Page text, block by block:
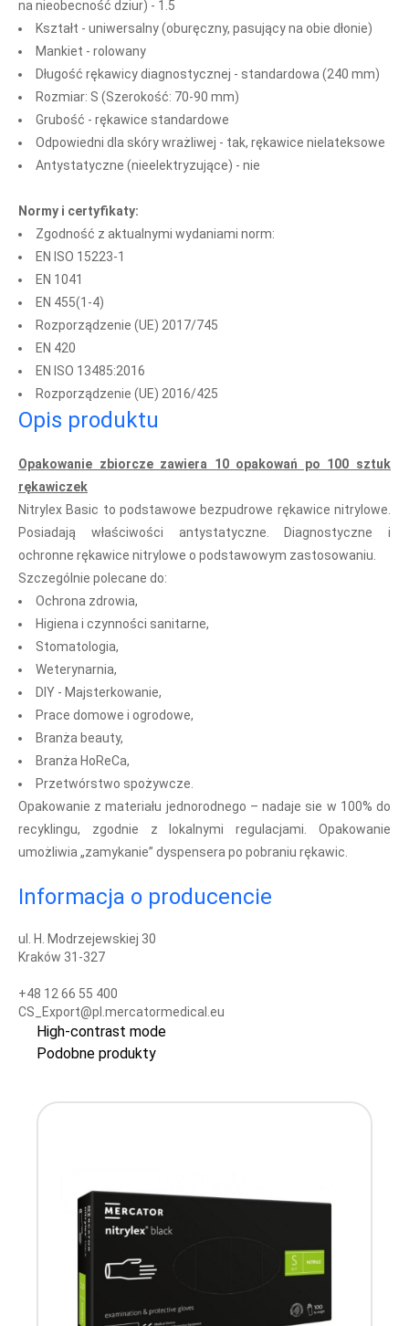
na nieobecność dziur) - 1.5
Kształt - uniwersalny (oburęczny, pasujący na obie dłonie)
Mankiet - rolowany
Długość rękawicy diagnostycznej - standardowa (240 mm)
Rozmiar: S (Szerokość: 70-90 mm)
Grubość - rękawice standardowe
Odpowiedni dla skóry wrażliwej - tak, rękawice nielateksowe
Antystatyczne (nieelektryzujące) - nie
Normy i certyfikaty:
Zgodność z aktualnymi wydaniami norm:
EN ISO 15223-1
EN 1041
EN 455(1-4)
Rozporządzenie (UE) 2017/745
EN 420
EN ISO 13485:2016
Rozporządzenie (UE) 2016/425
Opis produktu
Opakowanie zbiorcze zawiera 10 opakowań po 100 sztuk
rękawiczek
Nitrylex Basic to podstawowe bezpudrowe rękawice nitrylowe.
Posiadają właściwości antystatyczne. Diagnostyczne i
ochronne rękawice nitrylowe o podstawowym zastosowaniu.
Szczególnie polecane do:
Ochrona zdrowia,
Higiena i czynności sanitarne,
Stomatologia,
Weterynarnia,
DIY - Majsterkowanie,
Prace domowe i ogrodowe,
Branża beauty,
Branża HoReCa,
Przetwórstwo spożywcze.
Opakowanie z materiału jednorodnego – nadaje sie w 100% do
recyklingu, zgodnie z lokalnymi regulacjami. Opakowanie
umożliwia „zamykanie” dyspensera po pobraniu rękawic.
Informacja o producencie
ul. H. Modrzejewskiej 30
Kraków 31-327
+48 12 66 55 400
CS_Export@pl.mercatormedical.eu
High-contrast mode
Podobne produkty